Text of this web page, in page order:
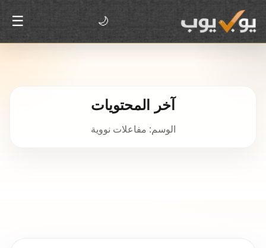
🌙
☰
آخر المحتويات
الوسم: مفاعلات نووية